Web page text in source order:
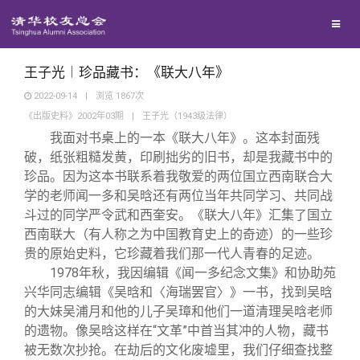
西南联大校友会
回馈母校
捐赠项目
捐赠新闻
捐赠纪事
捐赠方法
媒体平台
《清华校友通讯》
《水木清华》
我要订阅
百年清华
清华人物
清华故事
校友服务
终身学习
校友总会
王子光︱珍品藏书：《联大八年》
2022-09-14 | 浏览 1867次
《出版史料》2002年03期
| 王子光（1943级法律）
我面对书桌上的一本《联大八年》。这本封面残
破，纸张粗糙发黄，印刷拙劣的旧书，却是我藏书中的
珍品。因为这本书联系着我敬爱的两位国立西南联合大
学的老师闻一多和吴晗还有两位当年共同学习、共同战
斗过的同学严令武和西奎安。《联大八年》汇集了国立
西南联大（有人称之为中国教育史上的奇迹）的一些珍
贵的原始史料，它珍藏着我们那一代人青春的足迹。
1978年秋，我因编辑《闻一多纪念文集》和协助苑
兴华同志编辑《吴晗和〈海瑞罢官〉》一书，找到吴晗
的大妹吴浦月和他的儿子吴璋和他们一道清理吴晗老师
的遗物。像吴晗这样在“文革”中首当其冲的人物，藏书
被无数次抄抢。在劫后的文化废墟里，我们仔细查找整